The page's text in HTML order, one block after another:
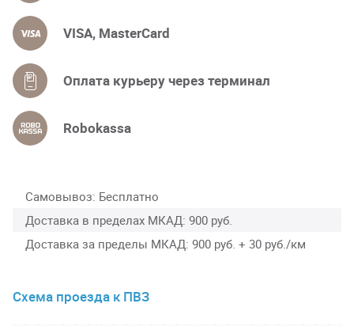
VISA, MasterCard
Оплата курьеру через терминал
Robokassa
Самовывоз Бесплатно
Доставка в пределах МКАД 900 руб.
Доставка за пределы МКАД 900 руб. + 30 руб./км
Схема проезда к ПВЗ